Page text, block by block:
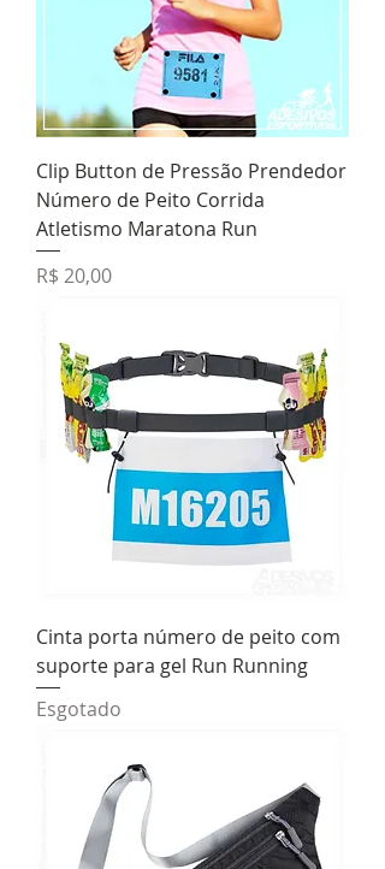
Clip Button de Pressão Prendedor
Número de Peito Corrida
Atletismo Maratona Run
Preço
R$ 20,00
Cinta porta número de peito com
suporte para gel Run Running
Esgotado